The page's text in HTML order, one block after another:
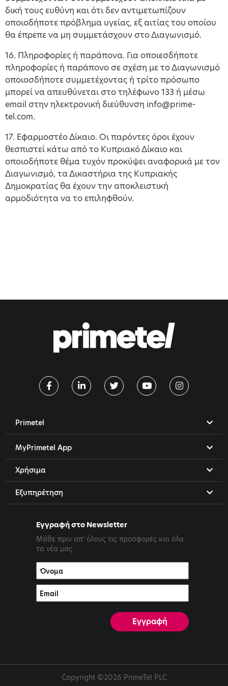
δική τους ευθύνη και ότι δεν αντιμετωπίζουν
οποιοδήποτε πρόβλημα υγείας, εξ αιτίας του οποίου
θα έπρεπε να μη συμμετάσχουν στο Διαγωνισμό.
16. Πληροφορίες ή παράπονα. Για οποιεσδήποτε
πληροφορίες ή παράπονο σε σχέση με το Διαγωνισμό
οποιοσδήποτε συμμετέχοντας ή τρίτο πρόσωπο
μπορεί να απευθύνεται στο τηλέφωνο 133 ή μέσω
email στην ηλεκτρονική διεύθυνση info@prime-
tel.com.
17. Εφαρμοστέο Δίκαιο. Οι παρόντες όροι έχουν
θεσπιστεί κάτω από το Κυπριακό Δίκαιο και
οποιοδήποτε θέμα τυχόν προκύψει αναφορικά με τον
Διαγωνισμό, τα Δικαστήρια της Κυπριακής
Δημοκρατίας θα έχουν την αποκλειστική
αρμοδιότητα να το επιληφθούν.
Primetel
MyPrimetel App
Χρήσιμα
Εξυπηρέτηση
Εγγραφή στο Newsletter
Μάθε πριν απ' όλους τις προσφορές και όλα
τα νέα μας.
Copyright ©2026 PrimeTel PLC